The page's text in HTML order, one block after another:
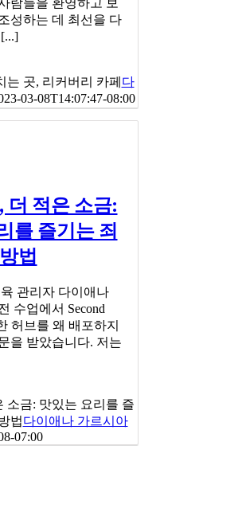
성하는 데 최선을 다
는 곳, 리커버리 카페 다
03-08T14:07:47-08:00
더 적은 소금:
를 즐기는 죄
법
관리자 다이애나
수업에서 Second
허브를 왜 배포하지
을 받았습니다. 저는
소금: 맛있는 요리를 즐
법다이애나 가르시아
07:00